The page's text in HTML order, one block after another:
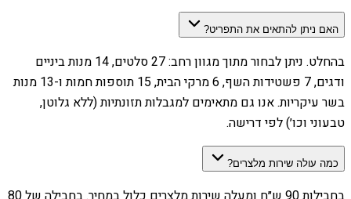
האם ניתן להתאים את התפריט?
בהחלט. ניתן לבחור מתוך מגוון רחב: 27 סלטים, 14 מנות ביניים
ודגים, 7 פשטידות השף, 6 מרקי הבית, 15 תוספות חמות ו-13 מנות
בשר עיקריות. אנו גם מתאימים למגבלות תזונתיות (ללא גלוטן,
טבעוני וכו׳) לפי דרישה.
כמה עולה שירות מלצרים?